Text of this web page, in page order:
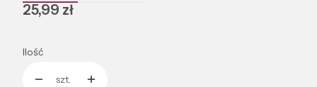
Cena
25,99 zł
Ilość
szt.